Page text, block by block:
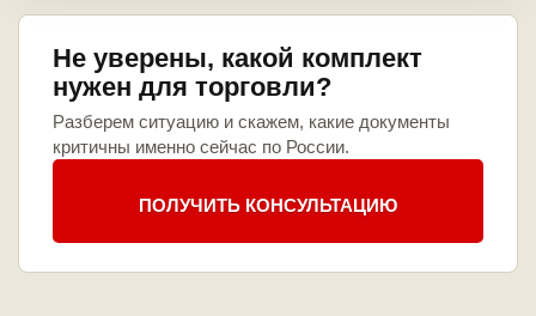
Не уверены, какой комплект
нужен для торговли?
Разберем ситуацию и скажем, какие документы
критичны именно сейчас по России.
ПОЛУЧИТЬ КОНСУЛЬТАЦИЮ